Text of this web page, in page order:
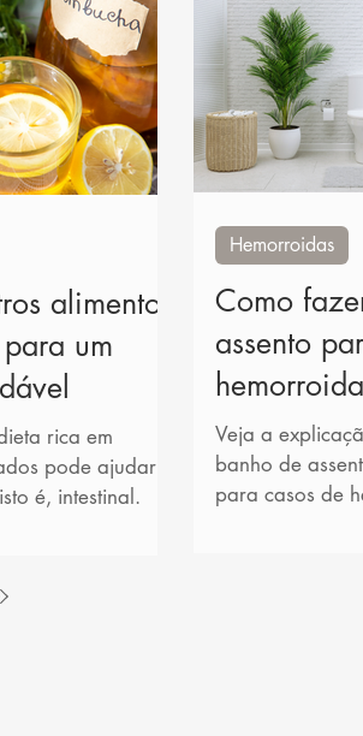
alimentos
um
rica em
pode ajudar a
é, intestinal.
Como
assento
perianais?
Veja a
banho de
para casos de
Hemorroidas